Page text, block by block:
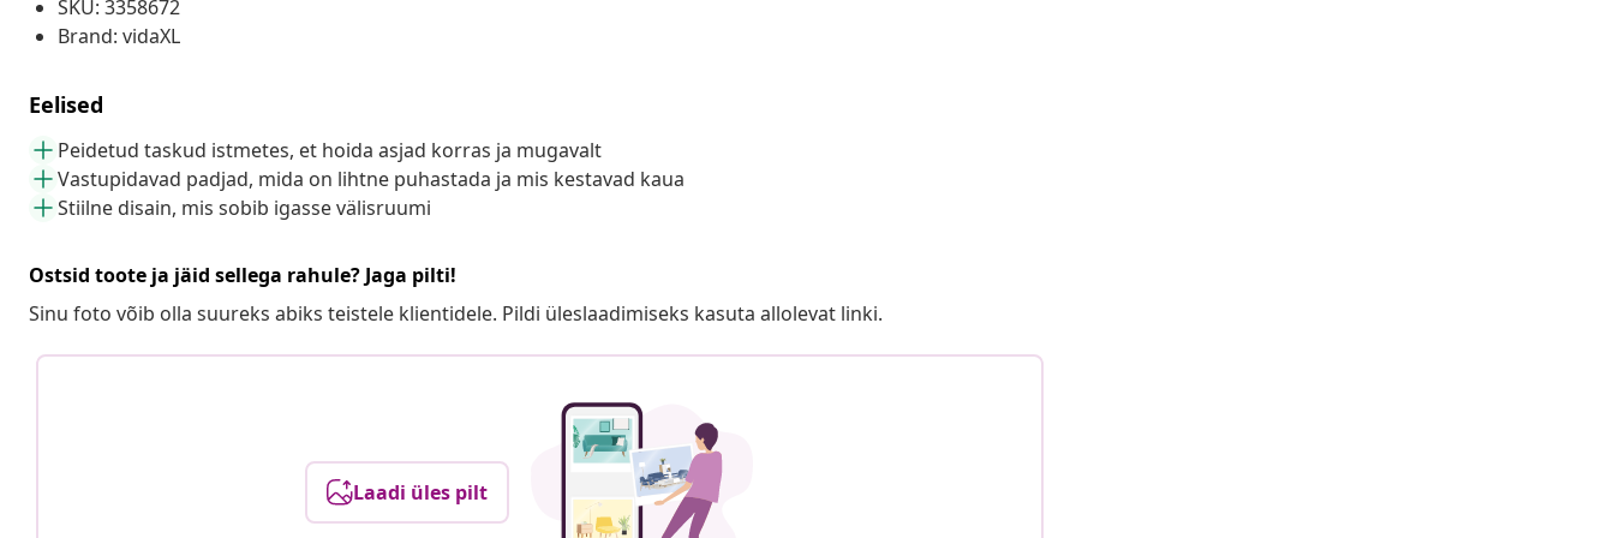
SKU: 3358672
Brand: vidaXL
Eelised
Peidetud taskud istmetes, et hoida asjad korras ja mugavalt
Vastupidavad padjad, mida on lihtne puhastada ja mis kestavad kaua
Stiilne disain, mis sobib igasse välisruumi
Ostsid toote ja jäid sellega rahule? Jaga pilti!
Sinu foto võib olla suureks abiks teistele klientidele. Pildi üleslaadimiseks kasuta allolevat linki.
Laadi üles pilt